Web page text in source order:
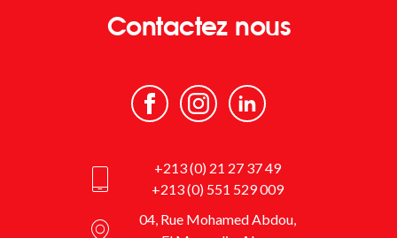
Contactez nous
+213 (0) 21 27 37 49
+213 (0) 551 529 009
04, Rue Mohamed Abdou,